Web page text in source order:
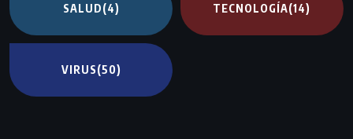
SALUD(4) TECNOLOGÍA(14)
VIRUS(50)